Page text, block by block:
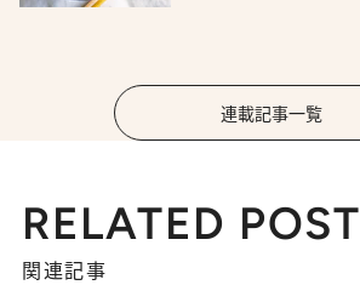
連載記事一覧
RELATED
関連記事